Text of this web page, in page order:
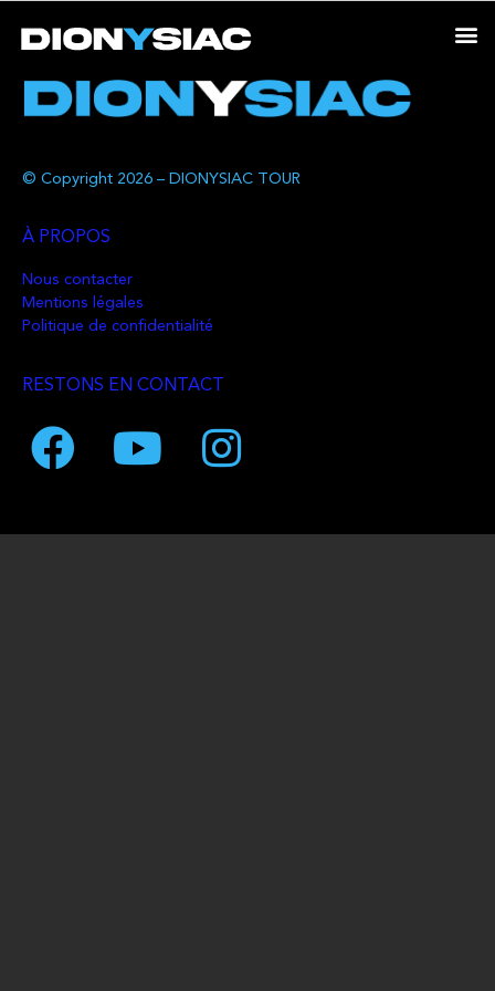
© Copyright 2026 – DIONYSIAC TOUR
À PROPOS
Nous contacter
Mentions légales
Politique de confidentialité
RESTONS EN CONTACT